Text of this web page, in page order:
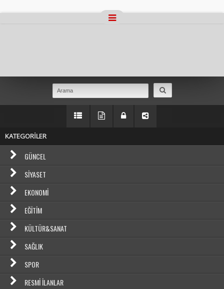
KATEGORİLER
GÜNCEL
SIYASET
EKONOMI
EĞITIM
KÜLTÜR&SANAT
SAĞLIK
SPOR
RESMI İLANLAR